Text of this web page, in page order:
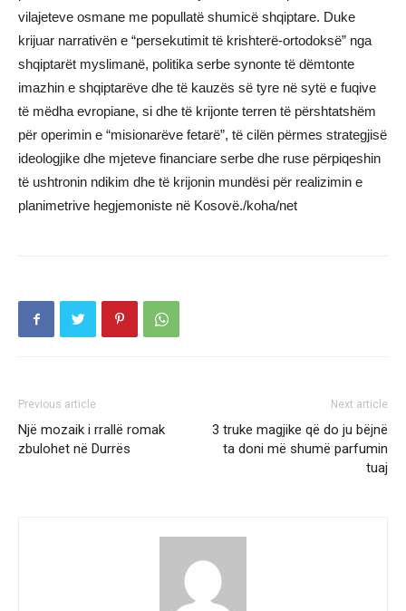
vilajeteve osmane me popullatë shumicë shqiptare. Duke
krijuar narrativën e “persekutimit të krishterë-ortodoksë” nga
shqiptarët myslimanë, politika serbe synonte të dëmtonte
imazhin e shqiptarëve dhe të kauzës së tyre në sytë e fuqive
të mëdha evropiane, si dhe të krijonte terren të përshtatshëm
për operimin e “misionarëve fetarë”, të cilën përmes strategjisë
ideologjike dhe mjeteve financiare serbe dhe ruse përpiqeshin
të ushtronin ndikim dhe të krijonin mundësi për realizimin e
planimetrive hegjemoniste në Kosovë./koha/net
Previous article
Një mozaik i rrallë romak
zbulohet në Durrës
Next article
3 truke magjike që do ju bëjnë
ta doni më shumë parfumin
tuaj